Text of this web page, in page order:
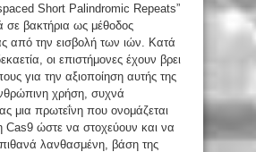
Short Palindromic Repeats”
σε βακτήρια ως μέθοδος
από την εισβολή των ιών. Κατά
οι επιστήμονες έχουν βρει
για την αξιοποίηση αυτής της
χρήση, συχνά
μια πρωτεΐνη που ονομάζεται
Cas9 ώστε να στοχεύουν και να
λανθασμένη, βάση της